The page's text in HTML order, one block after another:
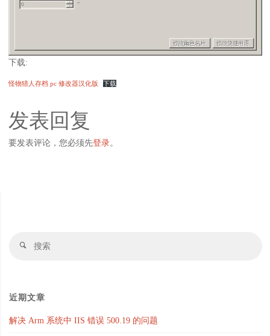
下载:
怪物猎人存档 pc 修改器汉化版 下载
发表回复
要发表评论，您必须先登录。
搜
近期文章
解决 Arm 系统中 IIS 错误 500.19 的问题